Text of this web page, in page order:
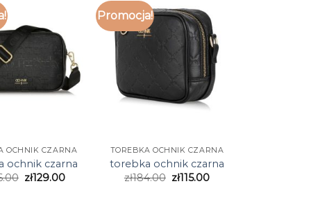
OCHNIK CZARNA
ochnik czarna
zł129.00
Promocja!
TOREBKA OCHNIK CZARNA
torebka ochnik czarna
zł184.00 zł115.00